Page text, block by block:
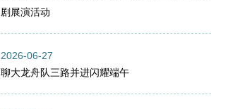
剧展演活动
2026-06-27
聊大龙舟队三路并进闪耀端午